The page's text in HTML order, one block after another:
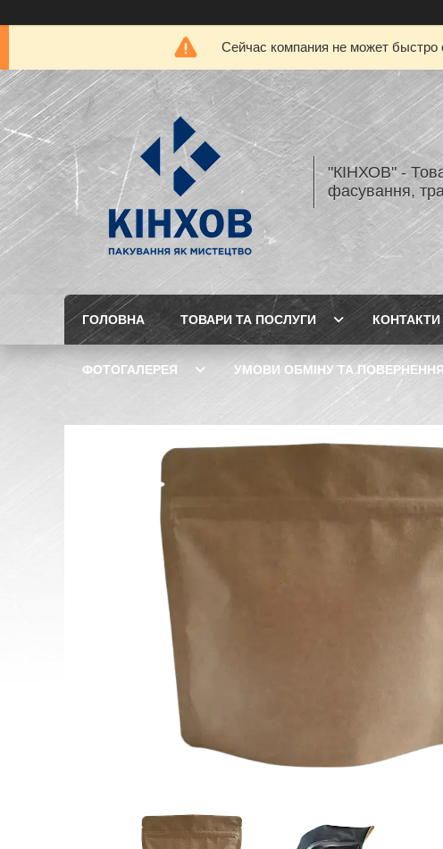
Сейчас компания не может
"КІНХОВ" -
фасування,
ГОЛОВНА ТОВАРИ ТА ПОСЛУГИ КОНТАКТИ
ФОТОГАЛЕРЕЯ УМОВИ ОБМІНУ ТА ПОВЕРНЕННЯ